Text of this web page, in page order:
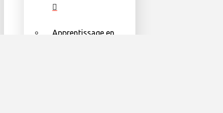
Apprentissage en